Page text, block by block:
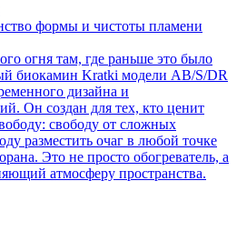
формы и чистоты пламени
огня там, где раньше это было
биокамин Kratki модели AB/S/DR
дизайна и
Он создан для тех, кто ценит
свободу от сложных
разместить очаг в любой точке
Это не просто обогреватель, а
атмосферу пространства.